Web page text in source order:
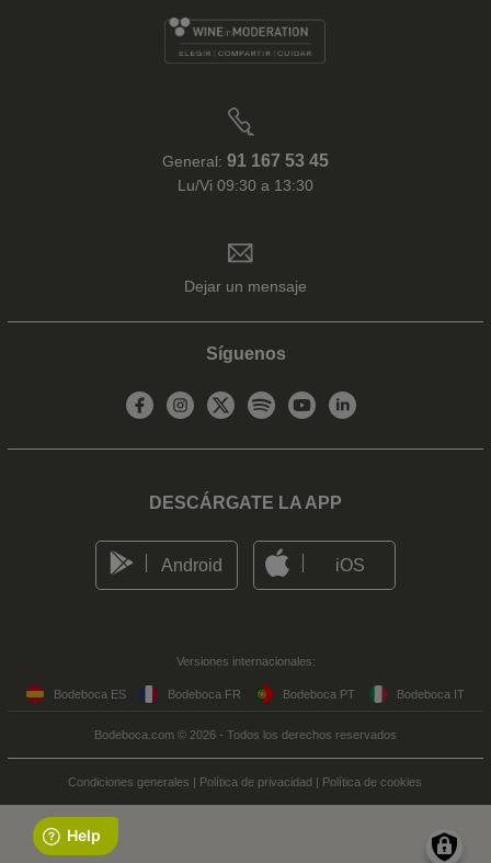
General: 91 167 53 45
Lu/Vi 09:30 a 13:30
Dejar un mensaje
Síguenos
DESCÁRGATE LA APP
Android iOS
Versiones internacionales:
Bodeboca ES Bodeboca FR Bodeboca PT Bodeboca IT
Bodeboca.com © 2026 - Todos los derechos reservados
Condiciones generales | Política de privacidad | Política de cookies